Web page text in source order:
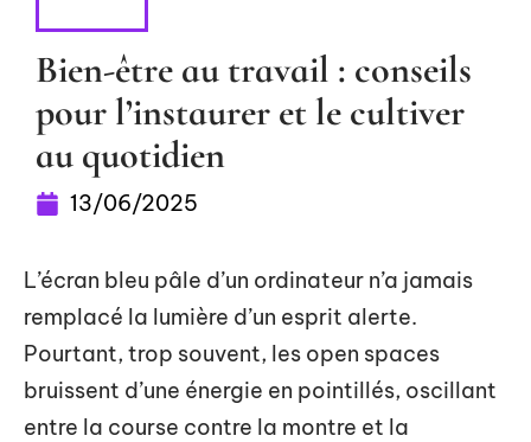
Bien-être au travail : conseils
pour l’instaurer et le cultiver
au quotidien
13/06/2025
L’écran bleu pâle d’un ordinateur n’a jamais
remplacé la lumière d’un esprit alerte.
Pourtant, trop souvent, les open spaces
bruissent d’une énergie en pointillés, oscillant
entre la course contre la montre et la